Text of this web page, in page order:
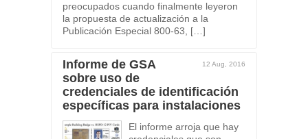
preocupados cuando finalmente leyeron
la propuesta de actualización a la
Publicación Especial 800-63, […]
12 Aug, 2016
Informe de GSA
sobre uso de
credenciales de identificación
específicas para instalaciones
El informe arroja que hay